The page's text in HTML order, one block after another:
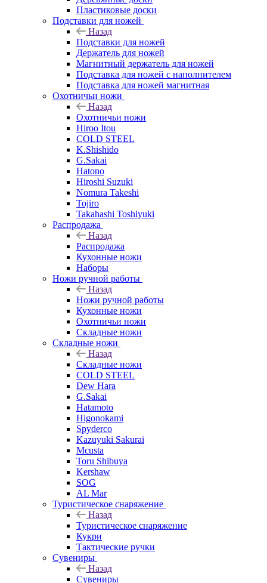
Пластиковые доски
Подставки для ножей
Назад
Подставки для ножей
Держатель для ножей
Магнитный держатель для ножей
Подставка для ножей с наполнителем
Подставка для ножей магнитная
Охотничьи ножи
Назад
Охотничьи ножи
Hiroo Itou
COLD STEEL
K.Shishido
G.Sakai
Hatono
Hiroshi Suzuki
Nomura Takeshi
Tojiro
Takahashi Toshiyuki
Распродажа
Назад
Распродажа
Кухонные ножи
Наборы
Ножи ручной работы
Назад
Ножи ручной работы
Кухонные ножи
Охотничьи ножи
Складные ножи
Складные ножи
Назад
Складные ножи
COLD STEEL
Dew Hara
G.Sakai
Hatamoto
Higonokami
Spyderco
Kazuyuki Sakurai
Mcusta
Toru Shibuya
Kershaw
SOG
AL Mar
Туристическое снаряжение
Назад
Туристическое снаряжение
Кукри
Тактические ручки
Сувениры
Назад
Сувениры